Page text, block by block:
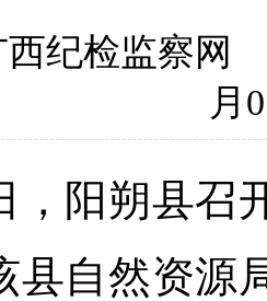
西纪检监察
月
朔县召开
县自然资源